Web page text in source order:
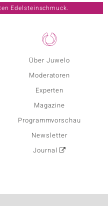
Über Juwelo
Moderatoren
Experten
Magazine
Programmvorschau
Newsletter
Journal
Edelsteinschmuck.